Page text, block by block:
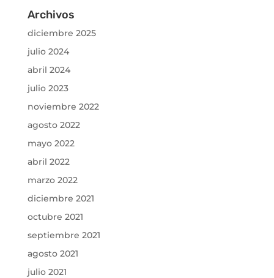
Archivos
diciembre 2025
julio 2024
abril 2024
julio 2023
noviembre 2022
agosto 2022
mayo 2022
abril 2022
marzo 2022
diciembre 2021
octubre 2021
septiembre 2021
agosto 2021
julio 2021